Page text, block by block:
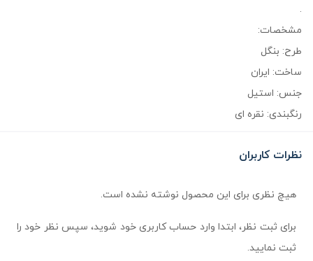
.
مشخصات:
طرح: بنگل
ساخت: ایران
جنس: استیل
رنگبندی: نقره ای
نظرات کاربران
هیچ نظری برای این محصول نوشته نشده است.
برای ثبت نظر، ابتدا وارد حساب کاربری خود شوید، سپس نظر خود را
ثبت نمایید.